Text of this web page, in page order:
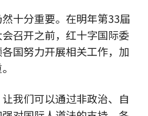
十分重要。在明年第33届
召开之前，红十字国际委
国努力开展相关工作，加
我们可以通过非政治、自